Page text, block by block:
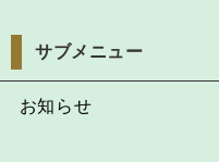
サブメニュー
お知らせ